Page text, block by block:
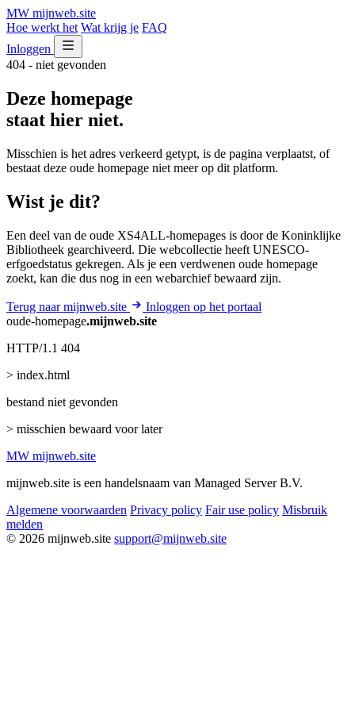
MW mijnweb.site
Hoe werkt het Wat krijg je FAQ
Inloggen
404 - niet gevonden
Deze homepage
staat hier niet.
Misschien is het adres verkeerd getypt, is de pagina verplaatst, of
bestaat deze oude homepage niet meer op dit platform.
Wist je dit?
Een deel van de oude XS4ALL-homepages is door de Koninklijke
Bibliotheek gearchiveerd. Die webcollectie heeft UNESCO-
erfgoedstatus gekregen. Als je een verdwenen oude homepage
zoekt, kan die dus nog in een webarchief bewaard zijn.
Terug naar mijnweb.site
Inloggen op het portaal
oude-homepage.mijnweb.site
HTTP/1.1 404
> index.html
bestand niet gevonden
> misschien bewaard voor later
MW mijnweb.site
mijnweb.site is een handelsnaam van Managed Server B.V.
Algemene voorwaarden Privacy policy Fair use policy Misbruik
melden
© 2026 mijnweb.site support@mijnweb.site